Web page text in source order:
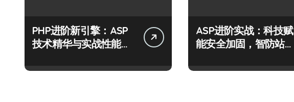
PHP进阶新引擎：ASP
技术精华与实战性能优
ASP进阶实战：科技赋
能安全加固，智防站长